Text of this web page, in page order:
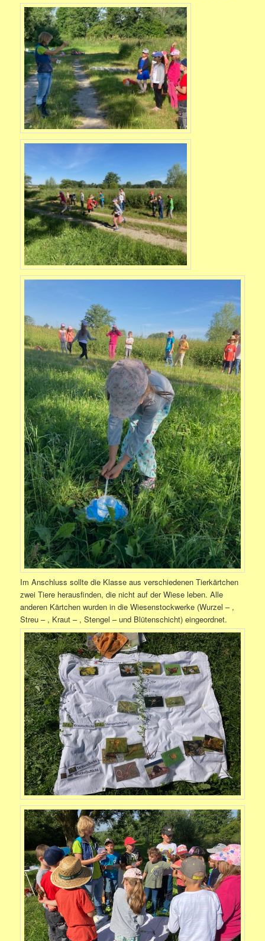
Im Anschluss sollte die Klasse aus verschiedenen Tierkärtchen
zwei Tiere herausfinden, die nicht auf der Wiese leben. Alle
anderen Kärtchen wurden in die Wiesenstockwerke (Wurzel – ,
Streu – , Kraut – , Stengel – und Blütenschicht) eingeordnet.